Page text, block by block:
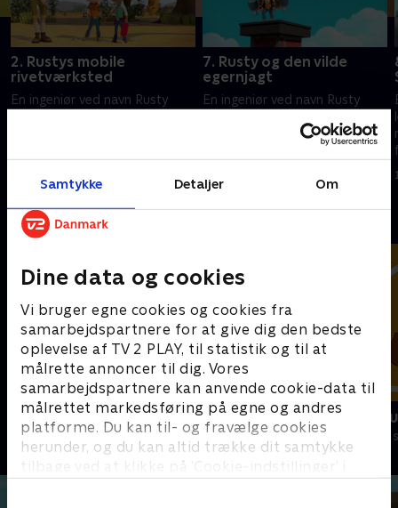
Samtykke Detaljer Om
Dine data og cookies
Vi bruger egne cookies og cookies fra
samarbejdspartnere for at give dig den bedste
oplevelse af TV 2 PLAY, til statistik og til at
målrette annoncer til dig. Vores
samarbejdspartnere kan anvende cookie-data til
målrettet markedsføring på egne og andres
platforme. Du kan til- og fravælge cookies
herunder, og du kan altid trække dit samtykke
tilbage ved at klikke på ’Cookie-indstillinger’ i
2. Rustys mobile
rivetværksted
En ingeniør ved navn Rusty
opfinde sig ud af svære
7. Rusty og den vilde
egernjagt
En ingeniør ved navn Rusty
redningsrobotter. Sammen
finder de på de fedeste og
opfinde sig ud af svære
Andre så også
Vicke Viking
Børneserier • 1 sæsoner
Miniteve:
Børneserier • 1